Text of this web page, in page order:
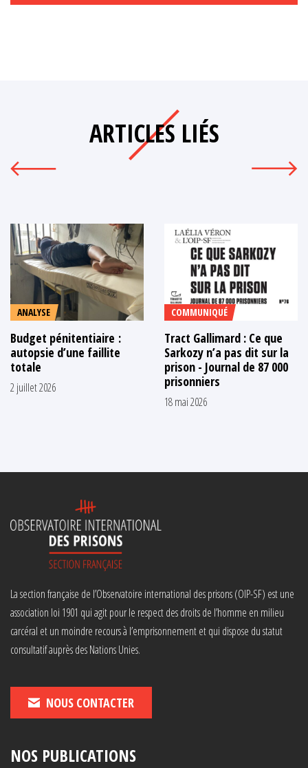
ARTICLES LIÉS
ANALYSE
Budget pénitentiaire :
autopsie d’une faillite
totale
2 juillet 2026
COMMUNIQUÉ
Tract Gallimard : Ce que
Sarkozy n’a pas dit sur la
prison - Journal de 87 000
prisonniers
18 mai 2026
La section française de l’Observatoire international des prisons (OIP-SF) est une
association loi 1901 qui agit pour le respect des droits de l’homme en milieu
carcéral et un moindre recours à l’emprisonnement et qui dispose du statut
consultatif auprès des Nations Unies.
NOUS CONTACTER
NOS PUBLICATIONS